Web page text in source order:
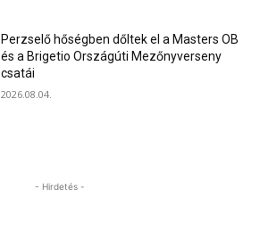
Perzselő hőségben dőltek el a Masters OB
és a Brigetio Országúti Mezőnyverseny
csatái
2026.08.04.
- Hirdetés -